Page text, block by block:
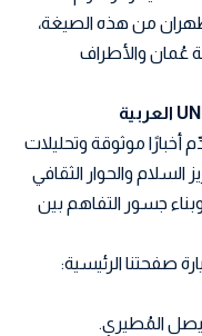
من هذه الصيغة،
عُمان والأطراف
موثوقة وتحليلات
والحوار الثقافي
جسور التفاهم بين
صفحتنا الرئيسية:
المُطيري.